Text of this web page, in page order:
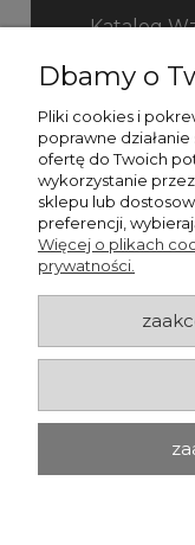
Katalog
Katalog
Dbamy o
Pliki cookies i
poprawne
ofertę do Twoich
wykorzystanie
sklepu lub
preferencji,
Więcej o plikach
prywatności.